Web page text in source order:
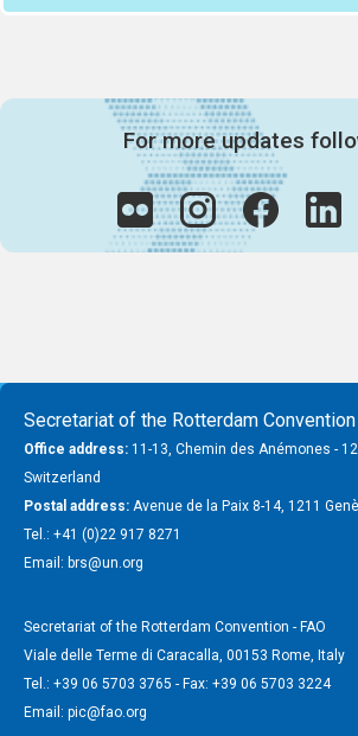
For more updates
Secretariat of the Rotterdam Convention
Office address: 11-13, Chemin des Anémones -
Switzerland
Postal address: Avenue de la Paix 8-14, 1211
Tel.: +41 (0)22 917 8271
Email: brs@un.org
Secretariat of the Rotterdam Convention - FAO
Viale delle Terme di Caracalla, 00153 Rome, Italy
Tel.: +39 06 5703 3765 - Fax: +39 06 5703 3224
Email: pic@fao.org